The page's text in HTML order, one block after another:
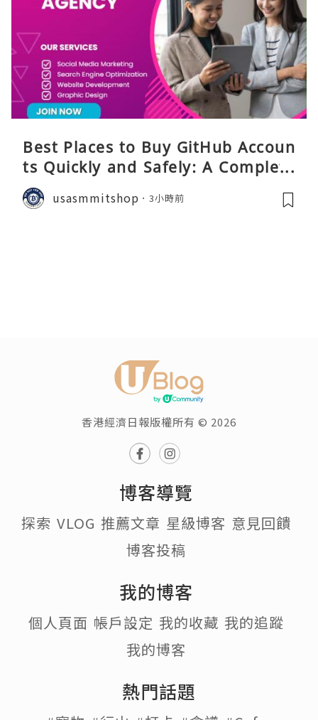
Best Places to Buy GitHub Accoun
ts Quickly and Safely: A Complete
Guide
usasmmitshop 3小時前
香港經濟日報版權所有 © 2026
博客導覽
探索 VLOG 推薦文章 星級博客 意見回饋
博客投稿
我的博客
個人頁面 帳戶設定 我的收藏 我的追蹤
我的博客
熱門話題